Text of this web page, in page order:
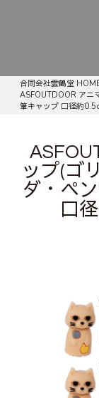
合同会社雲鶴堂
ASFOUTDOOR アニ
筆キャップ 口径約0.5
ップ(ゴ
ダ・ペ
口